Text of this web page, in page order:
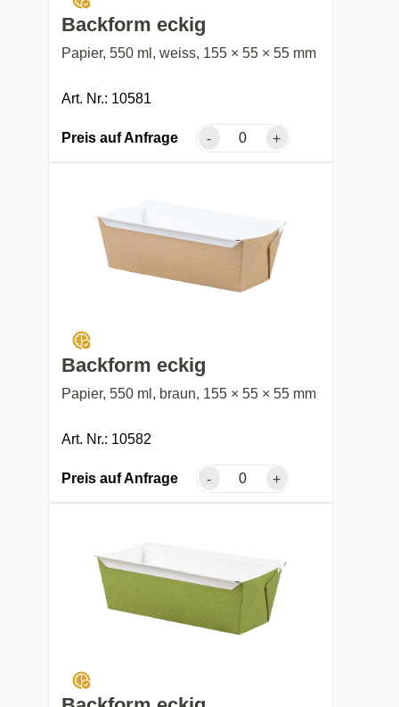
Backform eckig
Papier, 550 ml, weiss, 155 × 55 × 55 mm
Art. Nr.: 10581
Preis auf Anfrage - +
Backform eckig
Papier, 550 ml, braun, 155 × 55 × 55 mm
Art. Nr.: 10582
Preis auf Anfrage - +